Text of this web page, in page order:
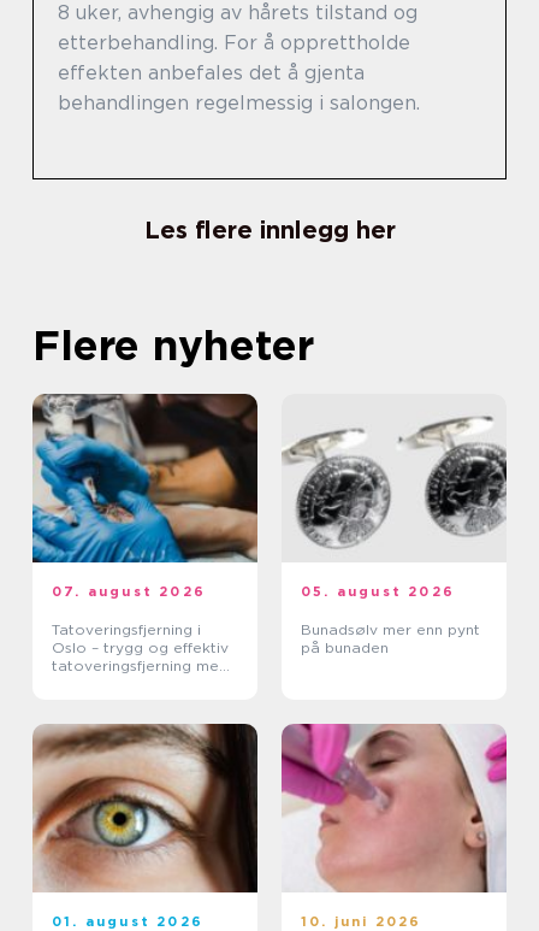
8 uker, avhengig av hårets tilstand og
etterbehandling. For å opprettholde
effekten anbefales det å gjenta
behandlingen regelmessig i salongen.
Les flere innlegg her
Flere nyheter
07. august 2026
Tatoveringsfjerning i
Oslo – trygg og effektiv
tatoveringsfjerning med
05. august 2026
Bunadsølv mer enn pynt
på bunaden
01. august 2026 10. juni 2026